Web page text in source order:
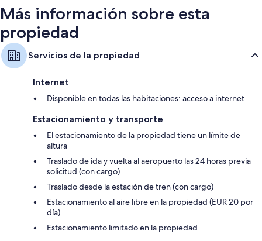
Más información sobre esta
propiedad
Servicios de la propiedad
Internet
Disponible en todas las habitaciones: acceso a internet
Estacionamiento y transporte
El estacionamiento de la propiedad tiene un límite de
altura
Traslado de ida y vuelta al aeropuerto las 24 horas previa
solicitud (con cargo)
Traslado desde la estación de tren (con cargo)
Estacionamiento al aire libre en la propiedad (EUR 20 por
día)
Estacionamiento limitado en la propiedad